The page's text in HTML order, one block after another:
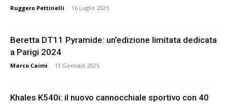
Ruggero Pettinelli - 16 Luglio 2025
Beretta DT11 Pyramide: un’edizione limitata dedicata
a Parigi 2024
Marco Caimi - 13 Gennaio 2025
Khales K540i: il nuovo cannocchiale sportivo con 40